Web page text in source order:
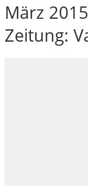
März
Zeitung: